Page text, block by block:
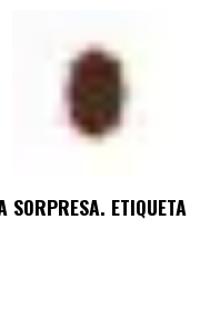
SORPRESA. ETIQUETA